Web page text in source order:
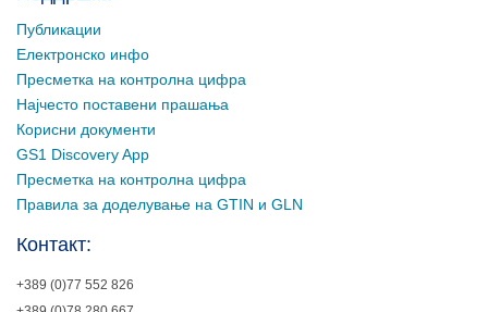
Публикации
Електронско инфо
Пресметка на контролна цифра
Најчесто поставени прашања
Корисни документи
GS1 Discovery App
Пресметка на контролна цифра
Правила за доделување на GTIN и GLN
Контакт:
+389 (0)77 552 826